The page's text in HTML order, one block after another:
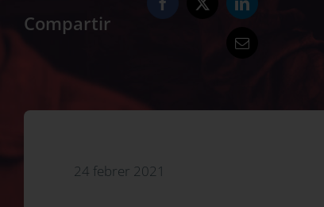
Compartir
24 febrer 2021